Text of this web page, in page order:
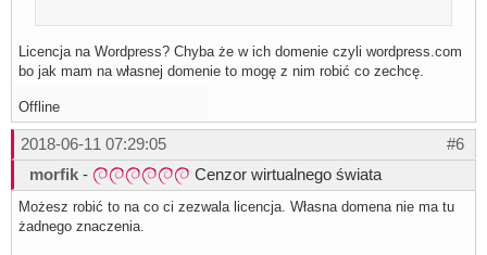
Licencja na Wordpress? Chyba że w ich domenie czyli wordpress.com
bo jak mam na własnej domenie to mogę z nim robić co zechcę.
Offline
#6
2018-06-11 07:29:05
morfik - Cenzor wirtualnego świata
Możesz robić to na co ci zezwala licencja. Własna domena nie ma tu
żadnego znaczenia.